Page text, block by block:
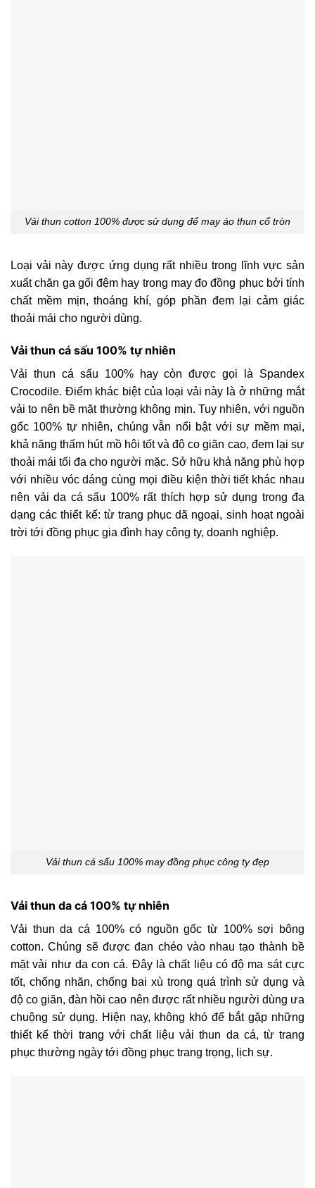
Vải thun cotton 100% được sử dụng để may áo thun cổ tròn
Loại vải này được ứng dụng rất nhiều trong lĩnh vực sản
xuất chăn ga gối đệm hay trong may đo đồng phục bởi tính
chất mềm mịn, thoáng khí, góp phần đem lại cảm giác
thoải mái cho người dùng.
Vải thun cá sấu 100% tự nhiên
Vải thun cá sấu 100% hay còn được gọi là Spandex
Crocodile. Điểm khác biệt của loại vải này là ở những mắt
vải to nên bề mặt thường không mịn. Tuy nhiên, với nguồn
gốc 100% tự nhiên, chúng vẫn nổi bật với sự mềm mại,
khả năng thấm hút mồ hôi tốt và độ co giãn cao, đem lại sự
thoải mái tối đa cho người mặc. Sở hữu khả năng phù hợp
với nhiều vóc dáng cùng mọi điều kiện thời tiết khác nhau
nên vải da cá sấu 100% rất thích hợp sử dụng trong đa
dạng các thiết kế: từ trang phục dã ngoại, sinh hoạt ngoài
trời tới đồng phục gia đình hay công ty, doanh nghiệp.
Vải thun cá sấu 100% may đồng phục công ty đẹp
Vải thun da cá 100% tự nhiên
Vải thun da cá 100% có nguồn gốc từ 100% sợi bông
cotton. Chúng sẽ được đan chéo vào nhau tạo thành bề
mặt vải như da con cá. Đây là chất liệu có độ ma sát cực
tốt, chống nhăn, chống bai xù trong quá trình sử dụng và
độ co giãn, đàn hồi cao nên được rất nhiều người dùng ưa
chuộng sử dụng. Hiện nay, không khó để bắt gặp những
thiết kế thời trang với chất liệu vải thun da cá, từ trang
phục thường ngày tới đồng phục trang trọng, lịch sự.